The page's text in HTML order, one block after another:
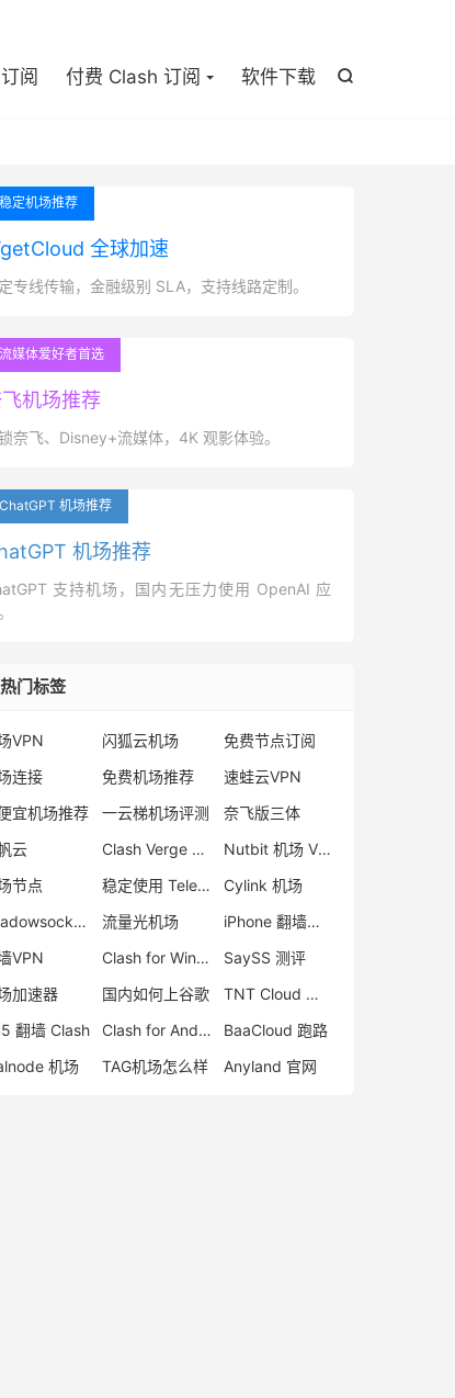

阅 付费 Clash 订阅 软件下载
稳定机场推荐
全球加速
专线传输，金融级别 SLA，支持线路定制。
流媒体爱好者首选
机场推荐
奈飞、Disney+流媒体，4K 观影体验。
ChatGPT 机场推荐
机场推荐
支持机场，国内无压力使用 OpenAI 应
热门标签
VPN 闪狐云机场
免费节点订阅
连接
免费机场推荐
速蛙云VPN
宜机场推荐
一云梯机场评测
奈飞版三体
云
Clash Verge 安卓
Nutbit 机场 VPN
节点
稳定使用 Telegram 方法
Cylink 机场
Shadowsocks Trojan 区别
流量光机场
iPhone 翻墙软件
VPN
Clash for Windows 下载
SaySS 测评
加速器
国内如何上谷歌
TNT Cloud 怎么样
翻墙 Clash
Clash for Android 官网
BaaCloud 跑路
机场
TAG机场怎么样 Anyland 官网